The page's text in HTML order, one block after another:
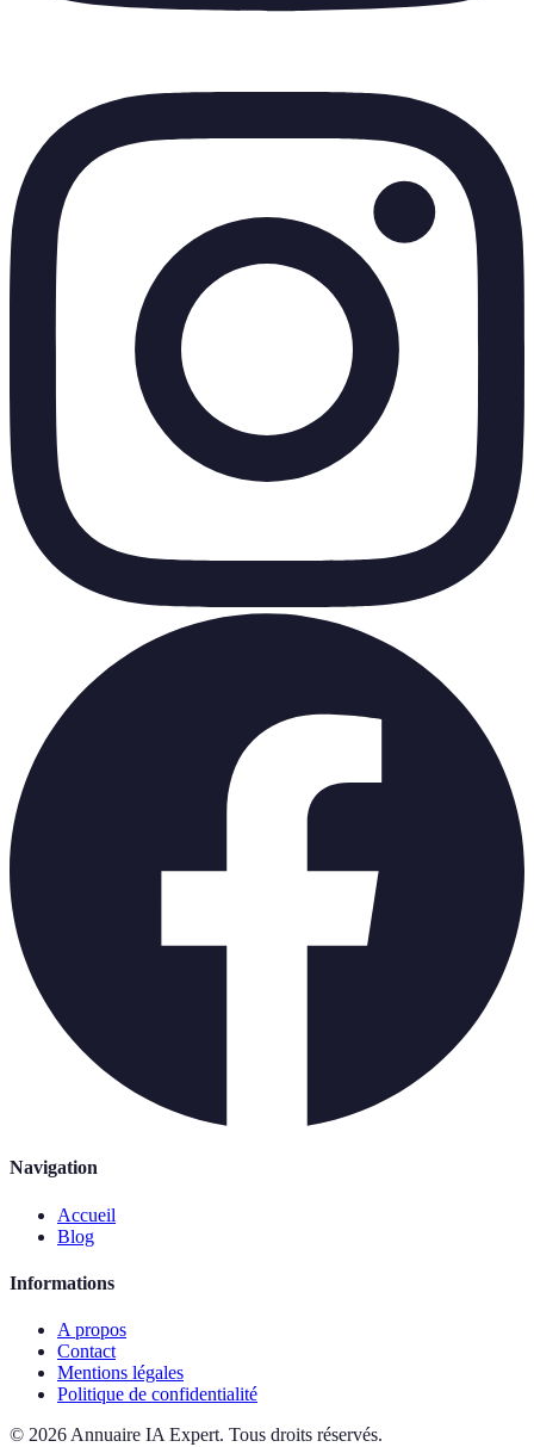
Navigation
Accueil
Blog
Informations
A propos
Contact
Mentions légales
Politique de confidentialité
© 2026 Annuaire IA Expert. Tous droits réservés.